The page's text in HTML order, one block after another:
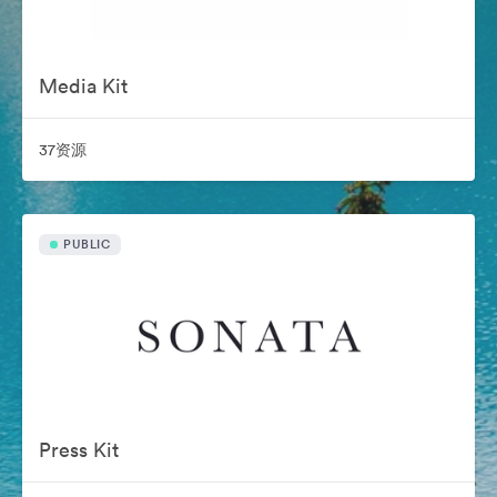
Media Kit
37资源
PUBLIC
Press Kit